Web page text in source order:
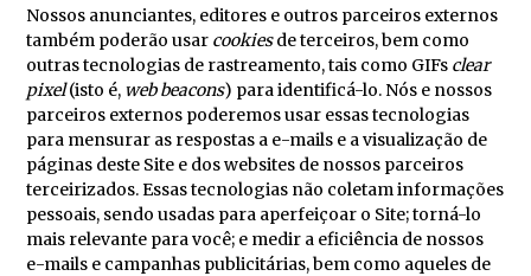
Nossos anunciantes, editores e outros parceiros externos
também poderão usar cookiesde terceiros, bem como
outras tecnologias de rastreamento, tais como GIFs clear
pixel(isto é, web beacons) para identificá-lo. Nós e nossos
parceiros externos poderemos usar essas tecnologias
para mensurar as respostas a e-mails e a visualização de
páginas deste Site e dos websites de nossos parceiros
terceirizados. Essas tecnologias não coletam informações
pessoais, sendo usadas para aperfeiçoar o Site; torná-lo
mais relevante para você; e medir a eficiência de nossos
e-mails e campanhas publicitárias, bem como aqueles de